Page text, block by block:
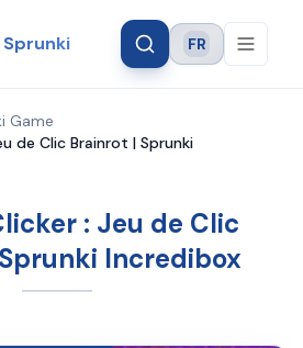
Language
FR
Game
de Clic Brainrot | Sprunki
: Jeu de Clic
Incredibox